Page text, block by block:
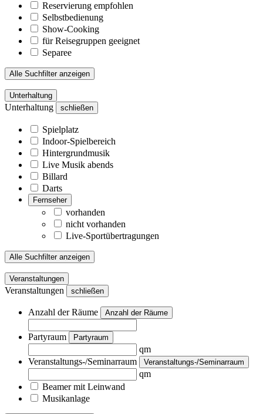
Reservierung empfohlen
Selbstbedienung
Show-Cooking
für Reisegruppen geeignet
Separee
Alle Suchfilter anzeigen
Unterhaltung
Unterhaltung schließen
Spielplatz
Indoor-Spielbereich
Hintergrundmusik
Live Musik abends
Billard
Darts
Fernseher
vorhanden
nicht vorhanden
Live-Sportübertragungen
Alle Suchfilter anzeigen
Veranstaltungen
Veranstaltungen schließen
Anzahl der Räume Anzahl der Räume
Partyraum Partyraum
qm
Veranstaltungs-/Seminarraum
Veranstaltungs-/Seminarraum
qm
Beamer mit Leinwand
Musikanlage